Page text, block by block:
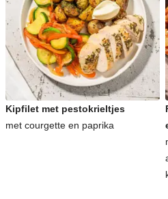
Kipfilet met pestokrieltjes
met courgette en paprika